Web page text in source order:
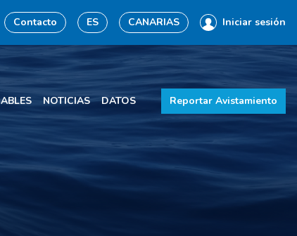
Contacto ES CANARIAS Iniciar sesión
NOTICIAS DATOS Reportar Avistamiento